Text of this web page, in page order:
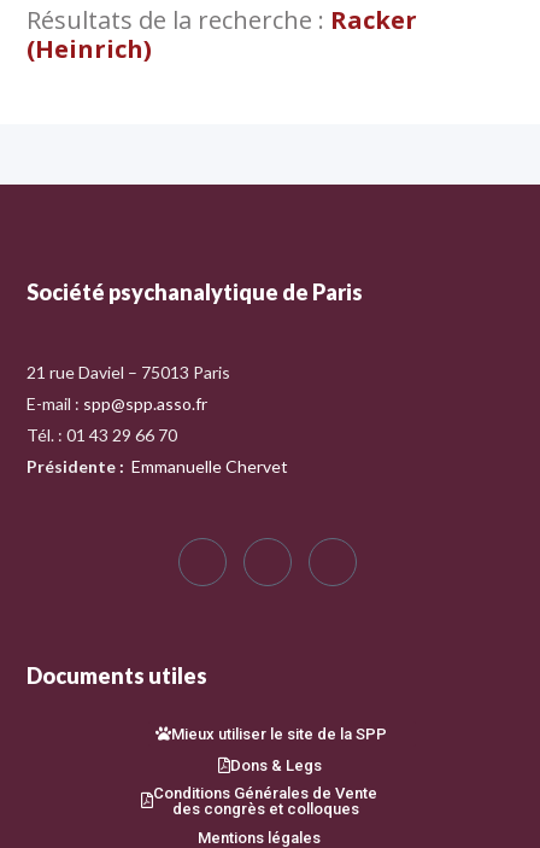
Résultats de la recherche : Racker
(Heinrich)
Société psychanalytique de Paris
21 rue Daviel – 75013 Paris
E-mail : spp@spp.asso.fr
Tél. : 01 43 29 66 70
Présidente : Emmanuelle Chervet
Documents utiles
Mieux utiliser le site de la SPP
Dons & Legs
Conditions Générales de Vente
des congrès et colloques
Mentions légales